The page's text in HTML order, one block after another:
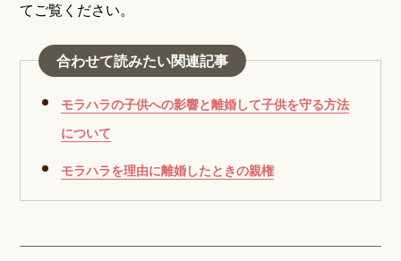
てご覧ください。
合わせて読みたい関連記事
モラハラの子供への影響と離婚して子供を守る方法
について
モラハラを理由に離婚したときの親権